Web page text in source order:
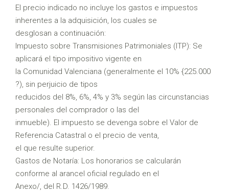
El precio indicado no incluye los gastos e impuestos
inherentes a la adquisición, los cuales se
desglosan a continuación:
Impuesto sobre Transmisiones Patrimoniales (ITP): Se
aplicará el tipo impositivo vigente en
la Comunidad Valenciana (generalmente el 10% {225.000
?), sin perjuicio de tipos
reducidos del 8%, 6%, 4% y 3% según las circunstancias
personales del comprador o las del
inmueble). El impuesto se devenga sobre el Valor de
Referencia Catastral o el precio de venta,
el que resulte superior.
Gastos de Notaría: Los honorarios se calcularán
conforme al arancel oficial regulado en el
Anexo/, del R.D. 1426/1989.